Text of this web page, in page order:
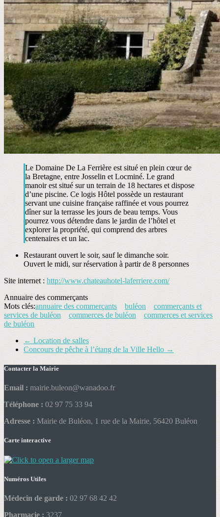
Le Domaine De La Ferrière est situé en plein cœur de
la Bretagne, entre Josselin et Locminé. Le grand
manoir est situé sur un terrain de 18 hectares et dispose
d’une piscine. Ce logis Hôtel possède un restaurant
servant une cuisine française raffinée et vous pourrez
dîner sur la terrasse les jours de beau temps. Vous
pourrez vous détendre dans le jardin de l’hôtel et
explorer la propriété, qui comprend des arbres
centenaires et un lac.
Restaurant ouvert le soir, sauf le dimanche soir.
Ouvert le midi, sur réservation à partir de 8 personnes
Site internet : http://www.chateauhotel-laferriere.com/
Annuaire des commerçants
Mots clés:annuaire des commerçants buléon
commerçants et
services de buléon
commerces de buléon
commerces et services
de buléon
← Location de salles
Concours de pêche à l’étang de la Ville Hello →
Contacter la Mairie
Email : mairie.buleon@wanadoo.fr
Téléphone : 02 97 75 33 94
Adresse : Mairie de Buléon, 1 rue de la Mairie, 56420 Buléon
Carte interactive
Numéros Utiles
Médecin de garde : 02 97 68 42 42
Pharmacie : 3237